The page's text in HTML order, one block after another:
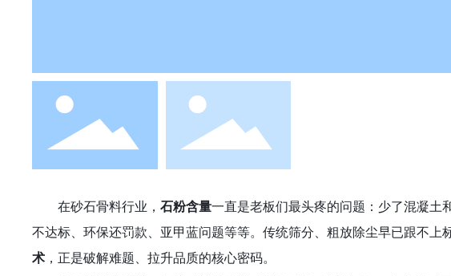
在砂石骨料行业，石粉含量一直是老板们最头疼的问题：少了混凝土
不达标、环保还罚款、亚甲蓝问题等等。传统筛分、粗放除尘早已跟不上
术 ，正是破解难题、拉升品质的核心密码。